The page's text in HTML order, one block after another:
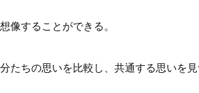
像することができる。
たちの思いを比較し、共通する思いを